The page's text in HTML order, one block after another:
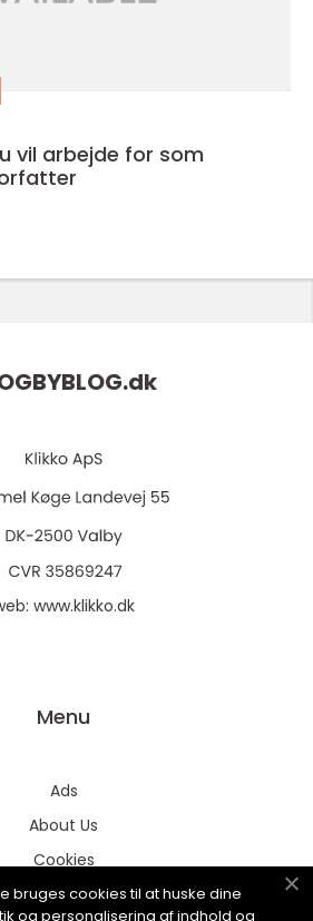
vil arbejde for som
dk
www.klikko.dk
Menu
Ads
About Us
Cookies
Contact
bruges cookies til at huske dine
og personalisering af indhold og